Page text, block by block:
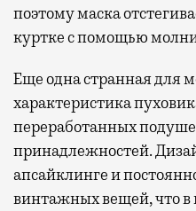
поэтому маска
куртке с помощью
Еще одна странная для
характеристика
переработанных
принадлежностей.
апсайклинге и
винтажных вещей, что в